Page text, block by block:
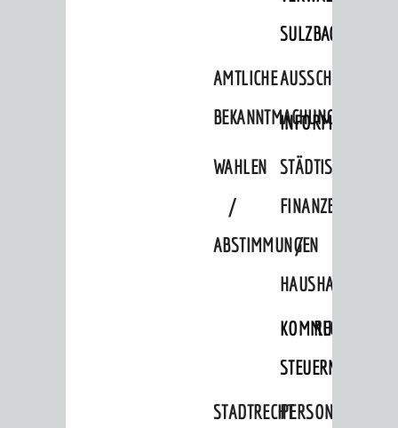
SULZBACH
AMTLICHE
BEKANNTMACHUNGEN
WAHLEN
/
ABSTIMMUNGEN
STÄDTISCHE
FINANZEN
/
HAUSHALT
KOMMUNALE
STEUERN
STADTRECHTPERSONALRAT